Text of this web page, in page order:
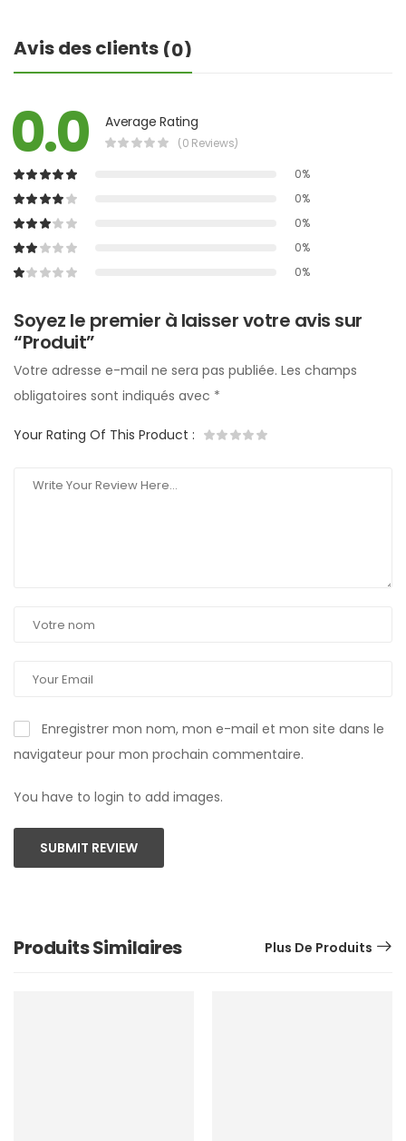
Avis des clients (0)
0.0 Average Rating
(0 Reviews)
0%
0%
0%
0%
0%
Soyez le premier à laisser votre avis sur
“Produit”
Votre adresse e-mail ne sera pas publiée. Les champs
obligatoires sont indiqués avec *
Your Rating Of This Product :
Enregistrer mon nom, mon e-mail et mon site dans le
navigateur pour mon prochain commentaire.
You have to login to add images.
SUBMIT REVIEW
Produits Similaires Plus De Produits